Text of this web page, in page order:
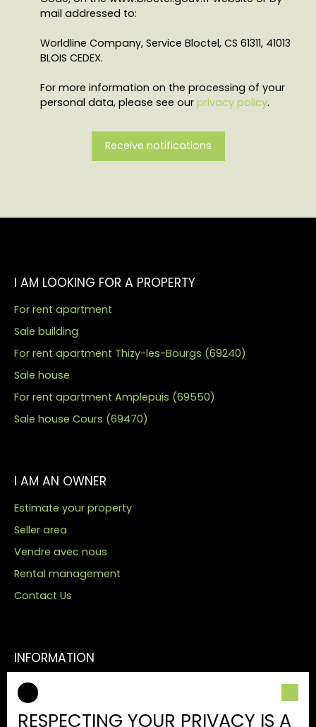
mail addressed to:
Worldline Company, Service Bloctel, CS 61311, 41013
BLOIS CEDEX.
For more information on the processing of your
personal data, please see our privacy policy.
Receive notifications
I AM LOOKING FOR A PROPERTY
For rent apartment
Sale building
For rent apartment Thizy-les-Bourgs (69240)
Sale house
For rent apartment Amplepuis (69550)
Sale house Cours (69470)
I AM AN OWNER
Estimate your property
Seller area
Vendre avec nous
Rental management
Contact Us
INFORMATION
Our fees
Legal
RESPECTING YOUR PRIVACY IS A